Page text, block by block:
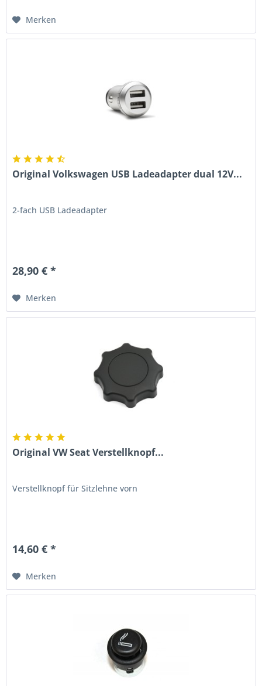
Merken
Original Volkswagen USB Ladeadapter dual 12V...
2-fach USB Ladeadapter
28,90 € *
Merken
Original VW Seat Verstellknopf...
Verstellknopf für Sitzlehne vorn
14,60 € *
Merken